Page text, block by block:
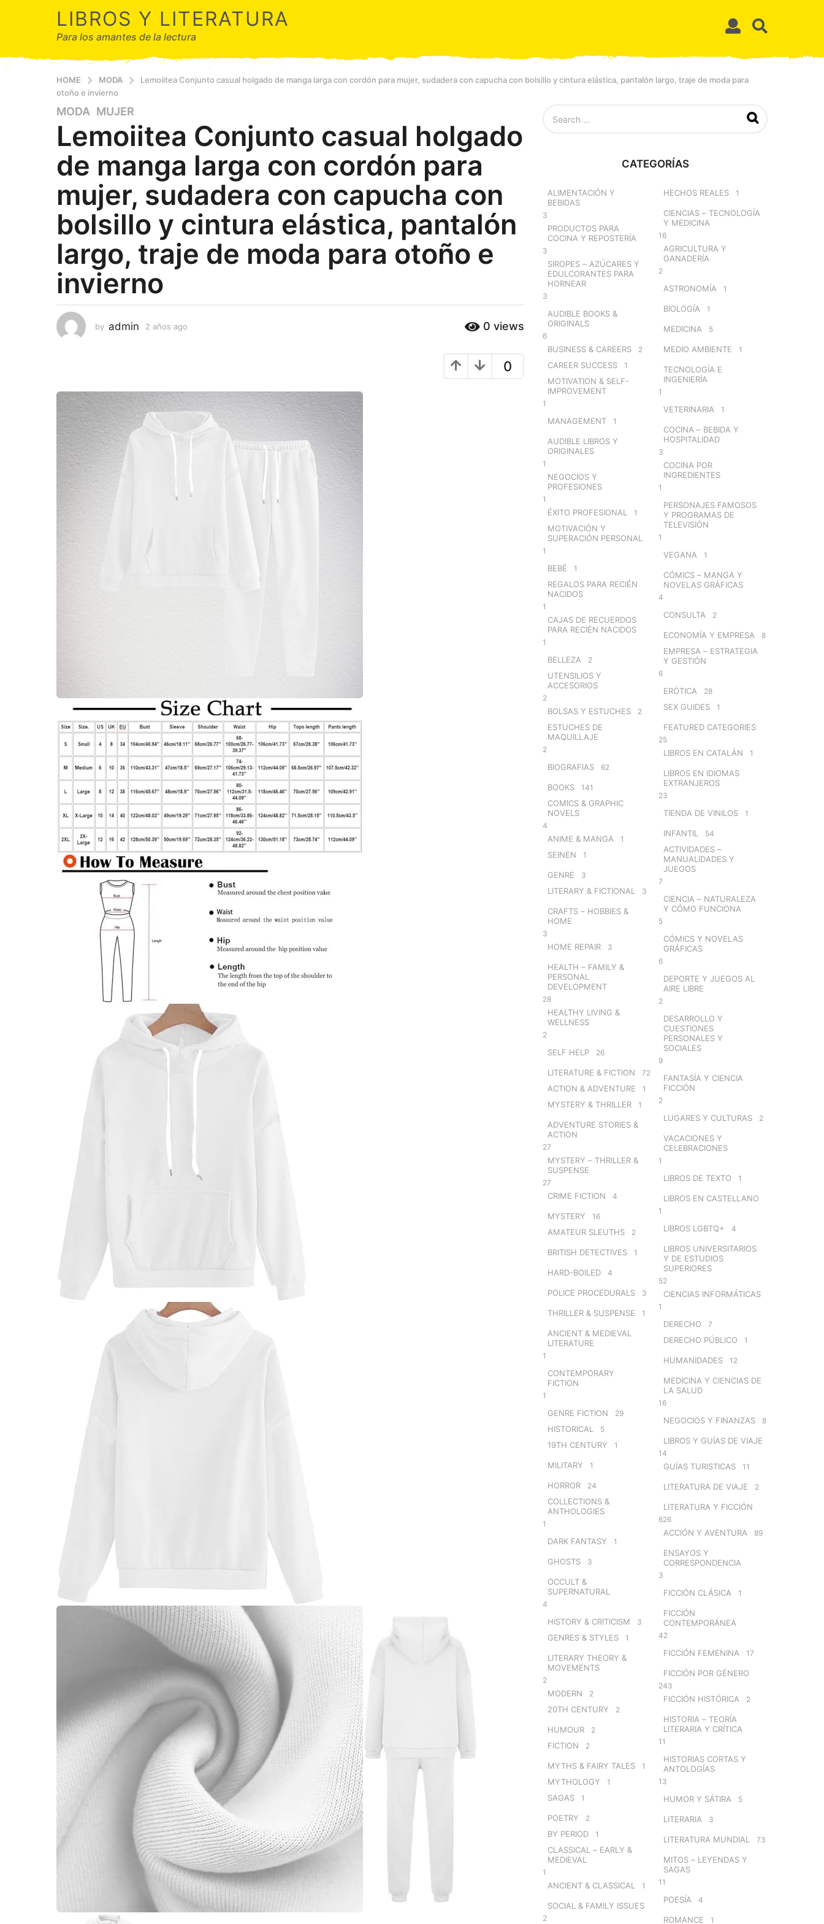
LIBROS Y LITERATURA
Para los amantes de la lectura
HOME MODA
Lemoiitea Conjunto casual holgado de manga larga con cordón para mujer, sudadera con capucha con bolsillo y cintura elástica, pantalón largo, traje de moda para
otoño e invierno
2
a
ñ
s
o
2
a
o
g
o
MODA ,MUJER
Lemoiitea Conjunto casual holgado
de manga larga con cordón para
mujer, sudadera con capucha con
bolsillo y cintura elástica, pantalón
largo, traje de moda para otoño e
invierno
by admin 2 años ago 0 views
0
:
CATEGORÍAS
ALIMENTACIÓN Y
BEBIDAS
3
PRODUCTOS PARA
COCINA Y REPOSTERÍA
3
SIROPES – AZÚCARES Y
EDULCORANTES PARA
HORNEAR
3
AUDIBLE BOOKS &
ORIGINALS
6
BUSINESS & CAREERS 2
CAREER SUCCESS 1
MOTIVATION & SELF-
IMPROVEMENT
1
MANAGEMENT 1
AUDIBLE LIBROS Y
ORIGINALES
1
NEGOCIOS Y
PROFESIONES
1
ÉXITO PROFESIONAL 1
MOTIVACIÓN Y
SUPERACIÓN PERSONAL
1
BEBÉ 1
REGALOS PARA RECIÉN
NACIDOS
1
CAJAS DE RECUERDOS
PARA RECIÉN NACIDOS
1
BELLEZA 2
UTENSILIOS Y
ACCESORIOS
2
BOLSAS Y ESTUCHES 2
ESTUCHES DE
MAQUILLAJE
2
BIOGRAFIAS 62
BOOKS 141
COMICS & GRAPHIC
NOVELS
4
ANIME & MANGA 1
SEINEN 1
GENRE 3
LITERARY & FICTIONAL 3
CRAFTS – HOBBIES &
HOME
3
HOME REPAIR 3
HEALTH – FAMILY &
PERSONAL
DEVELOPMENT
28
HEALTHY LIVING &
WELLNESS
2
SELF HELP 26
LITERATURE & FICTION 72
ACTION & ADVENTURE 1
MYSTERY & THRILLER 1
ADVENTURE STORIES &
ACTION
27
MYSTERY – THRILLER &
SUSPENSE
27
CRIME FICTION 4
MYSTERY 16
AMATEUR SLEUTHS 2
BRITISH DETECTIVES 1
HARD-BOILED 4
POLICE PROCEDURALS 3
THRILLER & SUSPENSE 1
ANCIENT & MEDIEVAL
LITERATURE
1
CONTEMPORARY
FICTION
1
GENRE FICTION 29
HISTORICAL 5
19TH CENTURY 1
MILITARY 1
HORROR 24
COLLECTIONS &
ANTHOLOGIES
1
DARK FANTASY 1
GHOSTS 3
OCCULT &
SUPERNATURAL
4
HISTORY & CRITICISM 3
GENRES & STYLES 1
LITERARY THEORY &
MOVEMENTS
2
MODERN 2
20TH CENTURY 2
HUMOUR 2
FICTION 2
MYTHS & FAIRY TALES 1
MYTHOLOGY 1
SAGAS 1
POETRY 2
BY PERIOD 1
CLASSICAL – EARLY &
MEDIEVAL
1
ANCIENT & CLASSICAL 1
SOCIAL & FAMILY ISSUES
2
HECHOS REALES 1
CIENCIAS – TECNOLOGÍA
Y MEDICINA
16
AGRICULTURA Y
GANADERÍA
2
ASTRONOMÍA 1
BIOLOGÍA 1
MEDICINA 5
MEDIO AMBIENTE 1
TECNOLOGÍA E
INGENIERÍA
1
VETERINARIA 1
COCINA – BEBIDA Y
HOSPITALIDAD
3
COCINA POR
INGREDIENTES
1
PERSONAJES FAMOSOS
Y PROGRAMAS DE
TELEVISIÓN
1
VEGANA 1
CÓMICS – MANGA Y
NOVELAS GRÁFICAS
4
CONSULTA 2
ECONOMÍA Y EMPRESA 8
EMPRESA – ESTRATEGIA
Y GESTIÓN
6
ERÓTICA 28
SEX GUIDES 1
FEATURED CATEGORIES
25
LIBROS EN CATALÁN 1
LIBROS EN IDIOMAS
EXTRANJEROS
23
TIENDA DE VINILOS 1
INFANTIL 54
ACTIVIDADES –
MANUALIDADES Y
JUEGOS
7
CIENCIA – NATURALEZA
Y CÓMO FUNCIONA
5
CÓMICS Y NOVELAS
GRÁFICAS
6
DEPORTE Y JUEGOS AL
AIRE LIBRE
2
DESARROLLO Y
CUESTIONES
PERSONALES Y
SOCIALES
9
FANTASÍA Y CIENCIA
FICCIÓN
2
LUGARES Y CULTURAS 2
VACACIONES Y
CELEBRACIONES
1
LIBROS DE TEXTO 1
LIBROS EN CASTELLANO
1
LIBROS LGBTQ+ 4
LIBROS UNIVERSITARIOS
Y DE ESTUDIOS
SUPERIORES
52
CIENCIAS INFORMÁTICAS
1
DERECHO 7
DERECHO PÚBLICO 1
HUMANIDADES 12
MEDICINA Y CIENCIAS DE
LA SALUD
16
NEGOCIOS Y FINANZAS 8
LIBROS Y GUÍAS DE VIAJE
14
GUÍAS TURISTICAS 11
LITERATURA DE VIAJE 2
LITERATURA Y FICCIÓN
626
ACCIÓN Y AVENTURA 89
ENSAYOS Y
CORRESPONDENCIA
3
FICCIÓN CLÁSICA 1
FICCIÓN
CONTEMPORÁNEA
42
FICCIÓN FEMENINA 17
FICCIÓN POR GÉNERO
243
FICCIÓN HISTÓRICA 2
HISTORIA – TEORÍA
LITERARIA Y CRÍTICA
11
HISTORIAS CORTAS Y
ANTOLOGÍAS
13
HUMOR Y SÁTIRA 5
LITERARIA 3
LITERATURA MUNDIAL 73
MITOS – LEYENDAS Y
SAGAS
11
POESÍA 4
ROMANCE 1